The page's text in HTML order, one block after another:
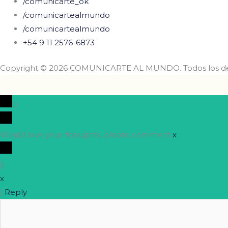
/comunicartealmundo
/comunicartealmundo
+54 9 11 2576-6873
Copyright © 2026 COMUNICARTE AL MUNDO. Todos los
0
Would love your thoughts, please comment.x
()
x
| Reply